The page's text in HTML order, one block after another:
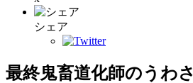
シェア
最終鬼畜道化師のうわさ